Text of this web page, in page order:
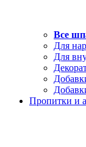
Все
Для
Для
Пропитки и